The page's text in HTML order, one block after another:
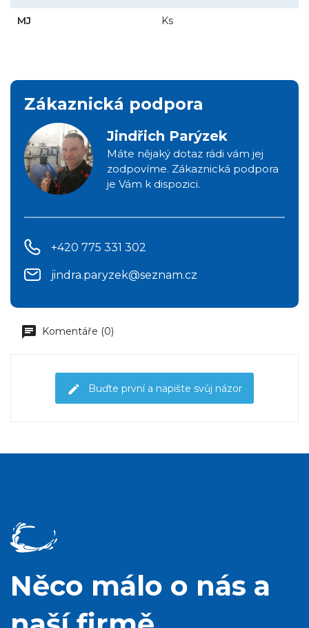
MJ Ks
Zákaznická podpora
Jindřich Parýzek
Máte nějaký dotaz rádi vám jej
zodpovíme. Zákaznická podpora
je Vám k dispozici.
+420 775 331 302
jindra.paryzek@seznam.cz
Komentáře (0)
Buďte první a napište svůj názor
Něco málo o nás a